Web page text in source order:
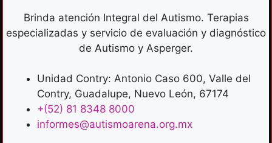
Brinda atención Integral del Autismo. Terapias
especializadas y servicio de evaluación y diagnóstico
de Autismo y Asperger.
Unidad Contry: Antonio Caso 600, Valle del
Contry, Guadalupe, Nuevo León, 67174
+(52) 81 8348 8000
informes@autismoarena.org.mx